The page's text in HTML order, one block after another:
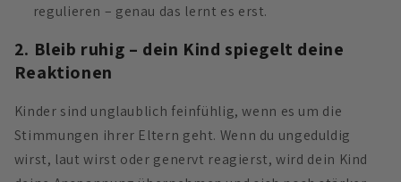
regulieren – genau das lernt es erst.
2. Bleib ruhig – dein Kind spiegelt deine
Reaktionen
Kinder sind unglaublich feinfühlig, wenn es um die
Stimmungen ihrer Eltern geht. Wenn du ungeduldig
wirst, laut wirst oder genervt reagierst, wird dein Kind